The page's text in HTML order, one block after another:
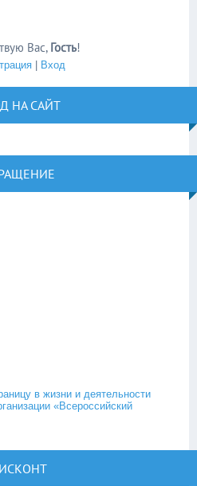
Вас, Гость!
| Вход
НА САЙТ
в жизни и деятельности
«Всероссийский